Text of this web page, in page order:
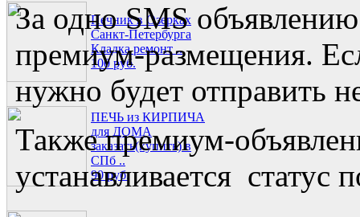
Печник в Озерках
Санкт-Петербурга
Кладка ремонт ..
100 руб.
ПЕЧЬ из КИРПИЧА
для ДОМА
заказать(купить) в
СПб ..
90 руб.
За одно SMS
премиум-размещения.
нужно будет отправить
Также премиум-
устанавливается статус